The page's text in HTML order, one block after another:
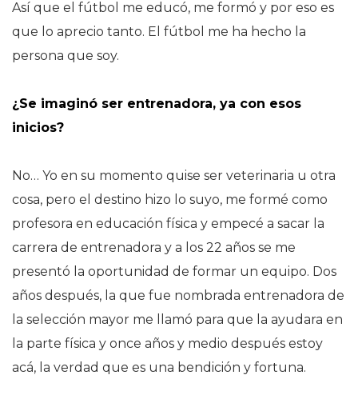
Así que el fútbol me educó, me formó y por eso es
que lo aprecio tanto. El fútbol me ha hecho la
persona que soy.
¿Se imaginó ser entrenadora, ya con esos
inicios?
No… Yo en su momento quise ser veterinaria u otra
cosa, pero el destino hizo lo suyo, me formé como
profesora en educación física y empecé a sacar la
carrera de entrenadora y a los 22 años se me
presentó la oportunidad de formar un equipo. Dos
años después, la que fue nombrada entrenadora de
la selección mayor me llamó para que la ayudara en
la parte física y once años y medio después estoy
acá, la verdad que es una bendición y fortuna.